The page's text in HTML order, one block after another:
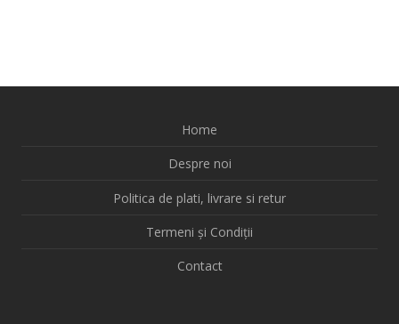
Home
Despre noi
Politica de plati, livrare si retur
Termeni și Condiții
Contact